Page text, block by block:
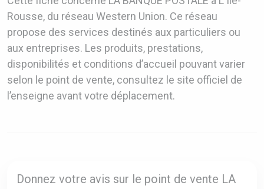
Rousse, du réseau Western Union. Ce réseau
propose des services destinés aux particuliers ou
aux entreprises. Les produits, prestations,
disponibilités et conditions d’accueil pouvant varier
selon le point de vente, consultez le site officiel de
l’enseigne avant votre déplacement.
Donnez votre avis sur le point de vente LA